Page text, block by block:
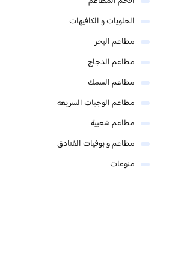
الحلويات و الكافيهات ‎
مطاعم البحر
مطاعم الدجاج
مطاعم السمك
مطاعم الوجبات السريعه
مطاعم شعبية
مطاعم و بوفيات الفنادق
منوعات